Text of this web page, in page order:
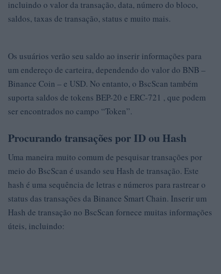
incluindo o valor da transação, data, número do bloco,
saldos, taxas de transação, status e muito mais.
Os usuários verão seu saldo ao inserir informações para
um endereço de carteira, dependendo do valor do BNB –
Binance Coin – e USD. No entanto, o BscScan também
suporta saldos de tokens BEP-20 e ERC-721 , que podem
ser encontrados no campo “Token”.
Procurando transações por ID ou Hash
Uma maneira muito comum de pesquisar transações por
meio do BscScan é usando seu Hash de transação. Este
hash é uma sequência de letras e números para rastrear o
status das transações da Binance Smart Chain. Inserir um
Hash de transação no BscScan fornece muitas informações
úteis, incluindo: